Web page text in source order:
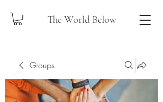
The World Below
Groups